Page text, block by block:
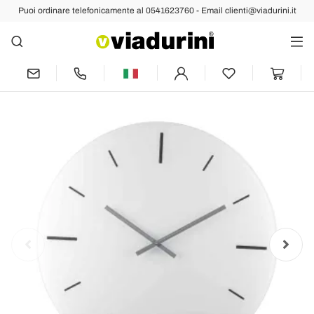
Puoi ordinare telefonicamente al 0541623760 - Email clienti@viadurini.it
Indietro Prec Succ
Orologio da Parete in Cristallo Acrilico
Colorato Design Rotondo - Zaronte